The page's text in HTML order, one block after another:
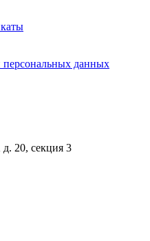
персональных данных
д. 20, секция 3